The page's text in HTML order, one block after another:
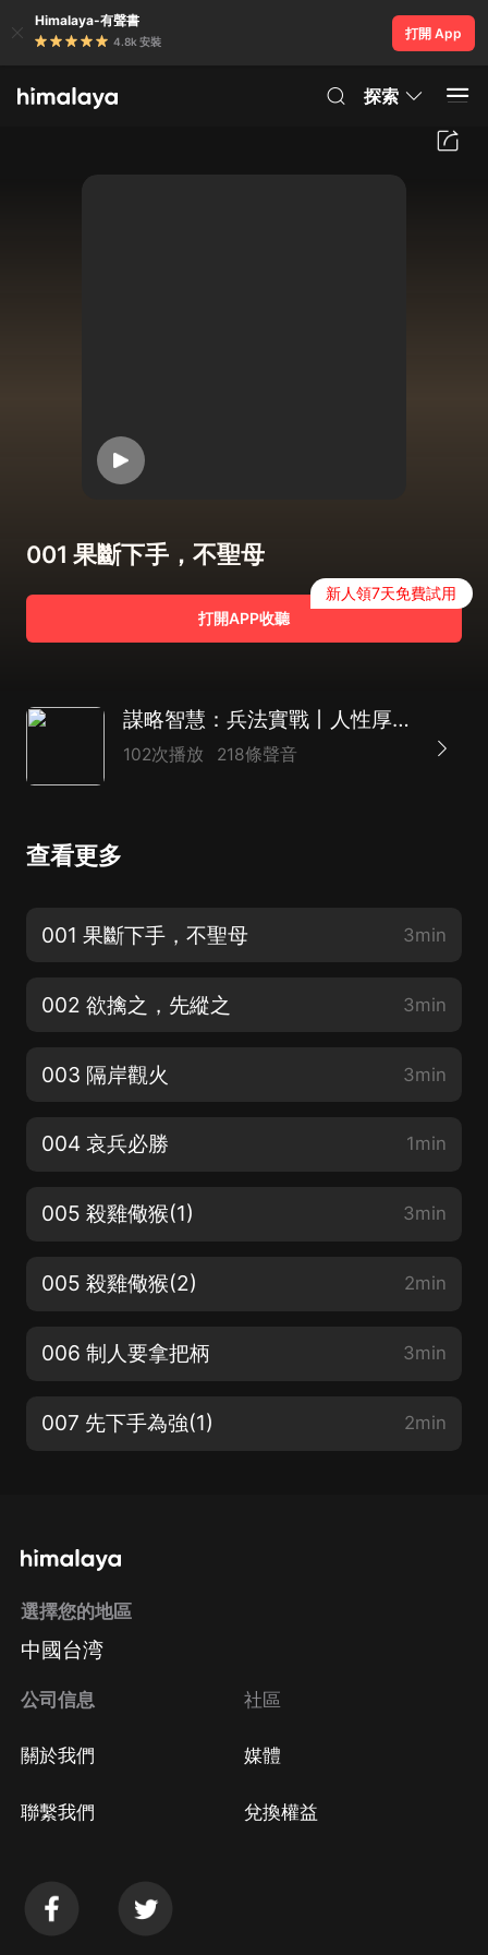
Himalaya-有聲書
4.8k 安裝
打開 App
探索
001 果斷下手，不聖母
打開APP收聽
新人領7天免費試用
謀略智慧：兵法實戰丨人性厚黑 人間清醒 鬼谷子的謀略之道 | 孫子兵法 狂飆高啟強
102次播放 218條聲音
查看更多
001 果斷下手，不聖母 3min
002 欲擒之，先縱之 3min
003 隔岸觀火 3min
004 哀兵必勝 1min
005 殺雞儆猴(1) 3min
005 殺雞儆猴(2) 2min
006 制人要拿把柄 3min
007 先下手為強(1) 2min
選擇您的地區
中國台湾
公司信息
關於我們
聯繫我們
社區
媒體
兌換權益